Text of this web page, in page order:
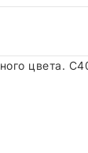
цвета.